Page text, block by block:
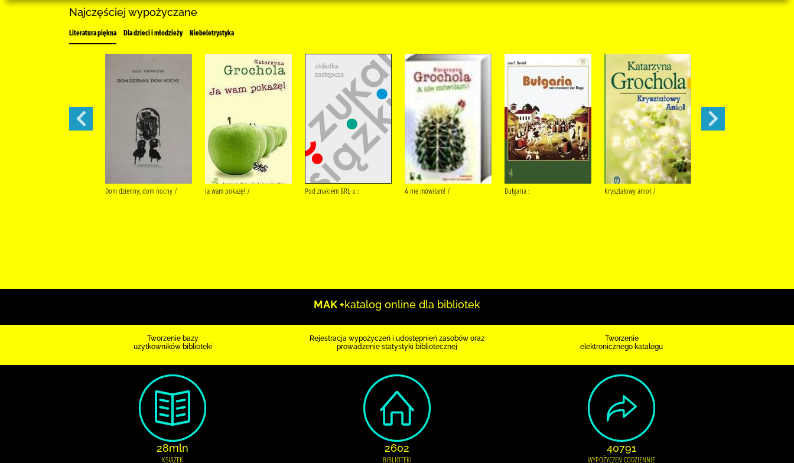
Najczęściej wypożyczane
Literatura piękna Dla dzieci i młodzieży Niebeletrystyka
Dom dzienny, dom nocny / Ja wam pokażę! / Pod znakiem BRL-u : A nie mówiłam! / Bułgaria : Kryształowy anioł /
MAK +katalog online dla bibliotek
Tworzenie bazy
użytkowników biblioteki
Rejestracja wypożyczeń i udostępnień zasobów oraz
prowadzenie statystyki bibliotecznej
Tworzenie
elektronicznego katalogu
28mln
KSIĄŻEK
2602
BIBLIOTEKI
40791
WYPOŻYCZEŃ CODZIENNIE